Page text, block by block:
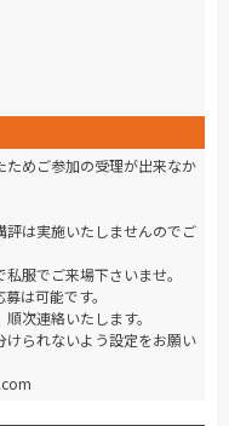
めご参加の受理が出来なか
は実施いたしませんのでご
服でご来場下さいませ。
は可能です。
次連絡いたします。
られないよう設定をお願い